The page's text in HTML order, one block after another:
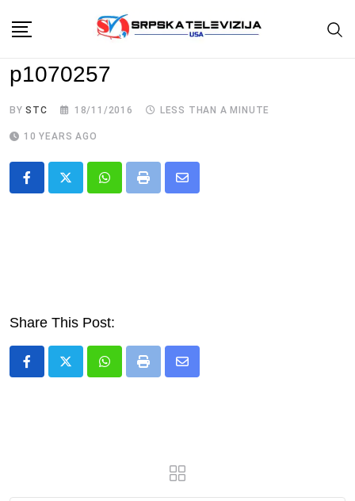
content
p1070257
BYSTC 18/11/2016 LESS THAN A MINUTE
10 YEARS AGO
Whatsapp
Print
Share
Share This Post:
Whatsapp
Print
Share